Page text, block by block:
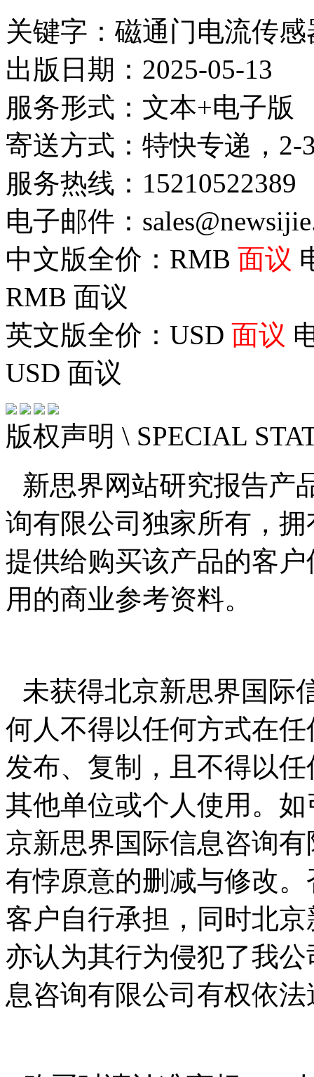
关键字：磁通门电流传感
出版日期：2025-05-13
服务形式：文本+电子版
寄送方式：特快专递，2-
服务热线：15210522389
电子邮件：
中文版全价：RMB 面议
RMB 面议
英文版全价：USD 面议
USD 面议
版权声明 \ SPECIAL
新思界网站研究报告产
询有限公司独家所有，
提供给购买该产品的客
用的商业参考资料。
未获得北京新思界国际
何人不得以任何方式在
发布、复制，且不得以
其他单位或个人使用。
京新思界国际信息咨询
有悖原意的删减与修改
客户自行承担，同时北
亦认为其行为侵犯了我
息咨询有限公司有权依